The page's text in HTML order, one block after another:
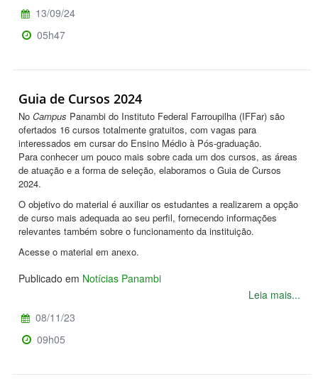
13/09/24
05h47
Guia de Cursos 2024
No Campus Panambi do Instituto Federal Farroupilha (IFFar) são
ofertados 16 cursos totalmente gratuitos, com vagas para
interessados em cursar do Ensino Médio à Pós-graduação.
Para conhecer um pouco mais sobre cada um dos cursos, as áreas
de atuação e a forma de seleção, elaboramos o Guia de Cursos
2024.
O objetivo do material é auxiliar os estudantes a realizarem a opção
de curso mais adequada ao seu perfil, fornecendo informações
relevantes também sobre o funcionamento da instituição.
Acesse o material em anexo.
Publicado em Notícias Panambi
Leia mais...
08/11/23
09h05